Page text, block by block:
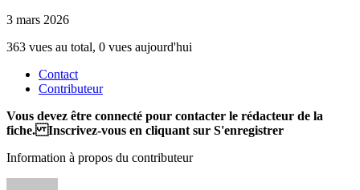
3 mars 2026
363 vues au total, 0 vues aujourd'hui
Contact
Contributeur
Vous devez être connecté pour contacter le rédacteur de la
fiche. Inscrivez-vous en cliquant sur S'enregistrer
Information à propos du contributeur